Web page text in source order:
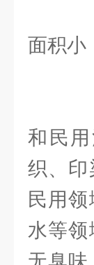
面积小
和民
织、印
民用
水等